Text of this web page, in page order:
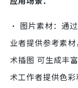
· 图片素材：通
业者提供参考素
术插图 可生成丰
术工作者提供色